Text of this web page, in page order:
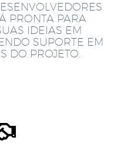
PRONTA PARA
IDEIAS EM
SUPORTE EM
DO PROJETO.